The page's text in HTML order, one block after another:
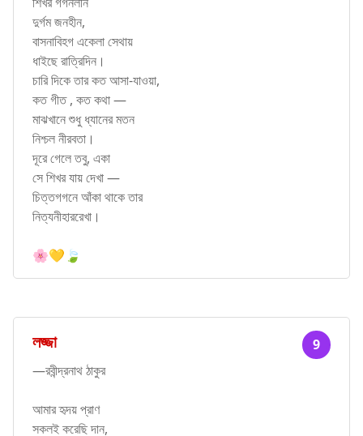
দুর্গম জনহীন,
বাসনাবিহগ একেলা সেথায়
ধাইছে রাত্রিদিন।
চারি দিকে তার কত আসা-যাওয়া,
কত গীত , কত কথা —
মাঝখানে শুধু ধ্যানের মতন
নিশ্চল নীরবতা।
দূরে গেলে তবু, একা
সে শিখর যায় দেখা —
চিত্তগগনে আঁকা থাকে তার
নিত্যনীহাররেখা।
🌸💛🍃
9
লজ্জা
—রবীন্দ্রনাথ ঠাকুর
আমার হৃদয় প্রাণ
সকলই করেছি দান,